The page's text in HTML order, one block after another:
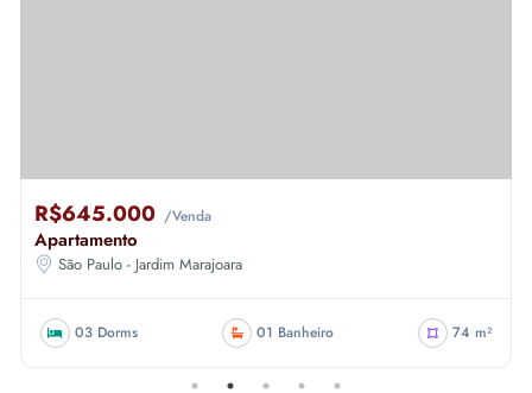
R$645.000 /Venda
Apartamento
São Paulo - Jardim Marajoara
03 Dorms 01 Banheiro 74 m²